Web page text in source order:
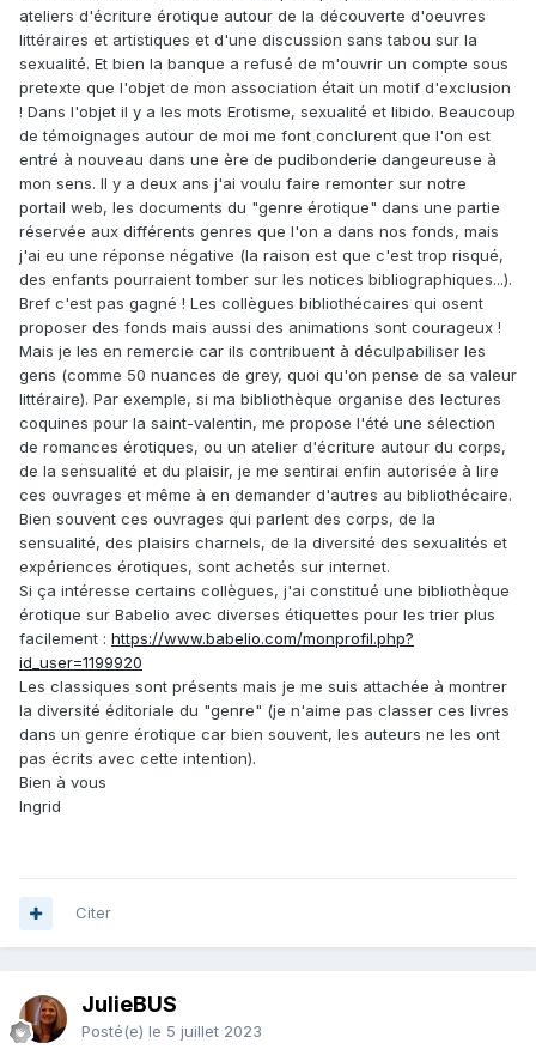
ateliers d'écriture érotique autour de la découverte d'oeuvres
littéraires et artistiques et d'une discussion sans tabou sur la
sexualité. Et bien la banque a refusé de m'ouvrir un compte sous
pretexte que l'objet de mon association était un motif d'exclusion
! Dans l'objet il y a les mots Erotisme, sexualité et libido. Beaucoup
de témoignages autour de moi me font conclurent que l'on est
entré à nouveau dans une ère de pudibonderie dangeureuse à
mon sens. Il y a deux ans j'ai voulu faire remonter sur notre
portail web, les documents du "genre érotique" dans une partie
réservée aux différents genres que l'on a dans nos fonds, mais
j'ai eu une réponse négative (la raison est que c'est trop risqué,
des enfants pourraient tomber sur les notices bibliographiques...).
Bref c'est pas gagné ! Les collègues bibliothécaires qui osent
proposer des fonds mais aussi des animations sont courageux !
Mais je les en remercie car ils contribuent à déculpabiliser les
gens (comme 50 nuances de grey, quoi qu'on pense de sa valeur
littéraire). Par exemple, si ma bibliothèque organise des lectures
coquines pour la saint-valentin, me propose l'été une sélection
de romances érotiques, ou un atelier d'écriture autour du corps,
de la sensualité et du plaisir, je me sentirai enfin autorisée à lire
ces ouvrages et même à en demander d'autres au bibliothécaire.
Bien souvent ces ouvrages qui parlent des corps, de la
sensualité, des plaisirs charnels, de la diversité des sexualités et
expériences érotiques, sont achetés sur internet.
Si ça intéresse certains collègues, j'ai constitué une bibliothèque
érotique sur Babelio avec diverses étiquettes pour les trier plus
facilement : https://www.babelio.com/monprofil.php?
id_user=1199920
Les classiques sont présents mais je me suis attachée à montrer
la diversité éditoriale du "genre" (je n'aime pas classer ces livres
dans un genre érotique car bien souvent, les auteurs ne les ont
pas écrits avec cette intention).
Bien à vous
Ingrid
Citer
JulieBUS
Posté(e) le 5 juillet 2023